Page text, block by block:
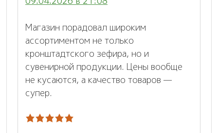
Магазин порадовал широким
ассортиментом не только
кронштадтского зефира, но и
сувенирной продукции. Цены вообще
не кусаются, а качество товаров —
супер.